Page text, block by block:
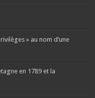
» au nom d’une
en 1789 et la